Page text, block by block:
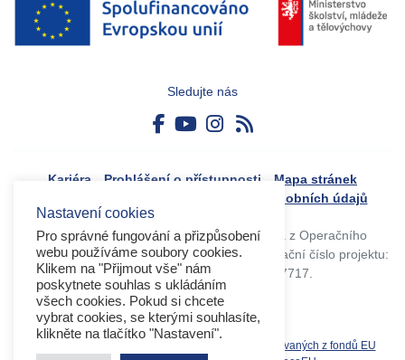
Sledujte nás
Kariéra Prohlášení o přístupnosti
Mapa stránek
Zásady ochrany osobních údajů
Tvorba webového portálu byla financovaná z Operačního
programu Výzkum, vývoj a vzdělávání. Registrační číslo projektu:
CZ.02.4.125/0.0/0.0/17_045/0017717.
Databáze produktů spolufinancovaných z fondů EU
Nastavení cookies
Pro správné fungování a přizpůsobení
webu používáme soubory cookies.
Klikem na "Přijmout vše" nám
poskytnete souhlas s ukládáním
všech cookies. Pokud si chcete
vybrat cookies, se kterými souhlasíte,
klikněte na tlačítko "Nastavení".